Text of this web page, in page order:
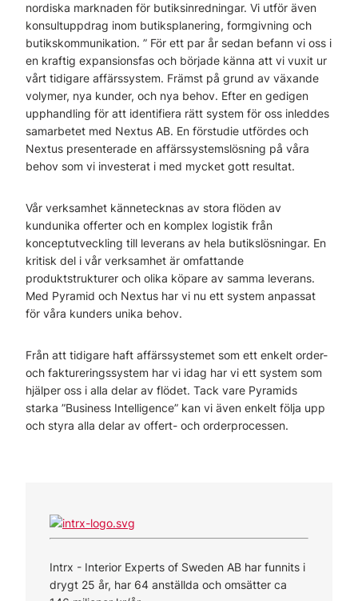
nordiska marknaden för butiksinredningar. Vi utför även
konsultuppdrag inom butiksplanering, formgivning och
butikskommunikation. ” För ett par år sedan befann vi oss i
en kraftig expansionsfas och började känna att vi vuxit ur
vårt tidigare affärssystem. Främst på grund av växande
volymer, nya kunder, och nya behov. Efter en gedigen
upphandling för att identifiera rätt system för oss inleddes
samarbetet med Nextus AB. En förstudie utfördes och
Nextus presenterade en affärssystemslösning på våra
behov som vi investerat i med mycket gott resultat.
Vår verksamhet kännetecknas av stora flöden av
kundunika offerter och en komplex logistik från
konceptutveckling till leverans av hela butikslösningar. En
kritisk del i vår verksamhet är omfattande
produktstrukturer och olika köpare av samma leverans.
Med Pyramid och Nextus har vi nu ett system anpassat
för våra kunders unika behov.
Från att tidigare haft affärssystemet som ett enkelt order-
och faktureringssystem har vi idag har vi ett system som
hjälper oss i alla delar av flödet. Tack vare Pyramids
starka ”Business Intelligence” kan vi även enkelt följa upp
och styra alla delar av offert- och orderprocessen.
Intrx - Interior Experts of Sweden AB har funnits i
drygt 25 år, har 64 anställda och omsätter ca